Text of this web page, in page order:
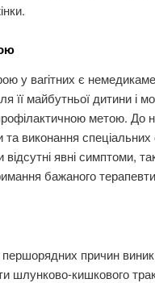
у вагітних є
її майбутньої дитини і
метою. До
та виконання
явні симптоми,
бажаного
причин
шлунково-кишкового